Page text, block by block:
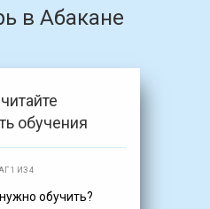
в Абакане
обучения
1 ИЗ 4
обучить?